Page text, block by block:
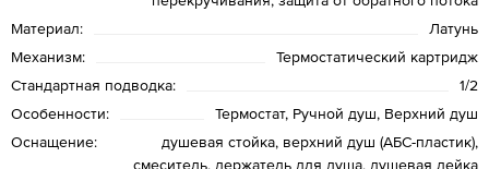
Материал:
Латунь
Механизм:
Термостатический картридж
Стандартная подводка:
1/2
Особенности:
Термостат, Ручной душ, Верхний душ
Оснащение:
душевая стойка, верхний душ (АБС-пластик),
смеситель, держатель для душа, душевая лейка